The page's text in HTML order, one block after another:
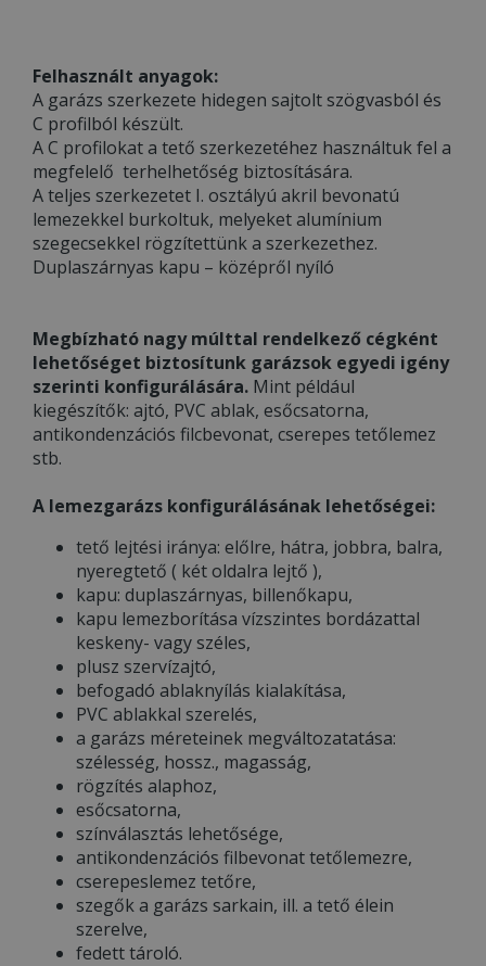
Felhasznált anyagok:
A garázs szerkezete hidegen sajtolt szögvasból és
C profilból készült.
A C profilokat a tető szerkezetéhez használtuk fel a
megfelelő terhelhetőség biztosítására.
A teljes szerkezetet I. osztályú akril bevonatú
lemezekkel burkoltuk, melyeket alumínium
szegecsekkel rögzítettünk a szerkezethez.
Duplaszárnyas kapu – középről nyíló
Megbízható nagy múlttal rendelkező cégként
lehetőséget biztosítunk garázsok egyedi igény
szerinti konfigurálására. Mint például
kiegészítők: ajtó, PVC ablak, esőcsatorna,
antikondenzációs filcbevonat, cserepes tetőlemez
stb.
A lemezgarázs konfigurálásának lehetőségei:
tető lejtési iránya: előlre, hátra, jobbra, balra,
nyeregtető ( két oldalra lejtő ),
kapu: duplaszárnyas, billenőkapu,
kapu lemezborítása vízszintes bordázattal
keskeny- vagy széles,
plusz szervízajtó,
befogadó ablaknyílás kialakítása,
PVC ablakkal szerelés,
a garázs méreteinek megváltozatatása:
szélesség, hossz., magasság,
rögzítés alaphoz,
esőcsatorna,
színválasztás lehetősége,
antikondenzációs filbevonat tetőlemezre,
cserepeslemez tetőre,
szegők a garázs sarkain, ill. a tető élein
szerelve,
fedett tároló.